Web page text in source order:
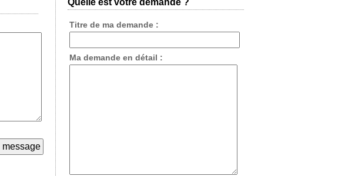
Quelle est votre demande ?
Titre de ma demande :
Ma demande en détail :